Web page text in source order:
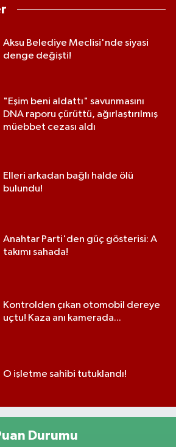
Aksu Belediye Meclisi'nde siyasi
denge değişti!
"Eşim beni aldattı" savunmasını
DNA raporu çürüttü, ağırlaştırılmış
müebbet cezası aldı
Elleri arkadan bağlı halde ölü
bulundu!
Anahtar Parti'den güç gösterisi: A
takımı sahada!
Kontrolden çıkan otomobil dereye
uçtu! Kaza anı kamerada...
O işletme sahibi tutuklandı!
Durumu